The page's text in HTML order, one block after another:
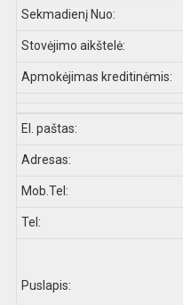
Sekmadienį Nuo:
Stovėjimo aikštelė:
Apmokėjimas kreditinėmis:
El. paštas:
Adresas:
Mob.Tel:
Tel:
Puslapis: